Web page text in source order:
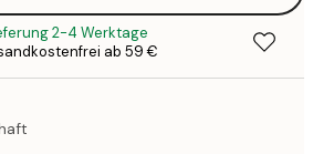
2-4 Werktage
ab 59 €